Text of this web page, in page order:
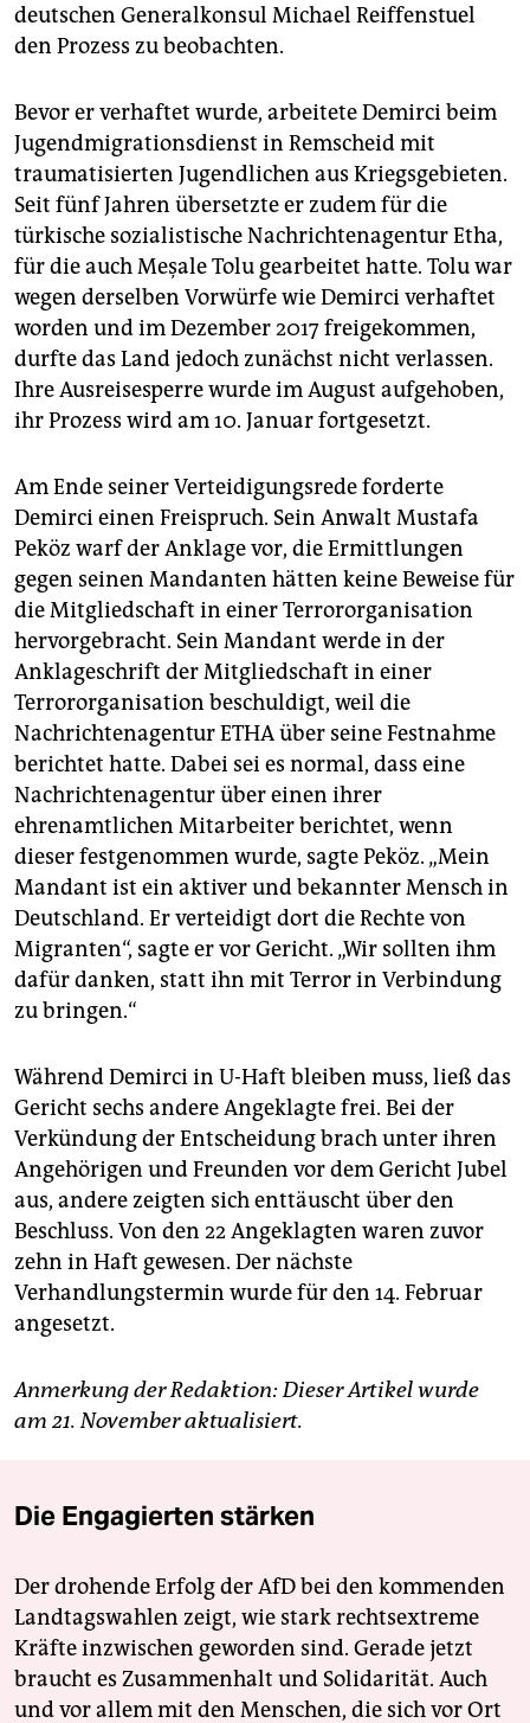
deutschen Generalkonsul Michael Reiffenstuel
den Prozess zu beobachten.
Bevor er verhaftet wurde, arbeitete Demirci beim
Jugendmigrationsdienst in Remscheid mit
traumatisierten Jugendlichen aus Kriegsgebieten.
Seit fünf Jahren übersetzte er zudem für die
türkische sozialistische Nachrichtenagentur Etha,
für die auch Meşale Tolu gearbeitet hatte. Tolu war
wegen derselben Vorwürfe wie Demirci verhaftet
worden und im Dezember 2017 freigekommen,
durfte das Land jedoch zunächst nicht verlassen.
Ihre Ausreisesperre wurde im August aufgehoben,
ihr Prozess wird am 10. Januar fortgesetzt.
Am Ende seiner Verteidigungsrede forderte
Demirci einen Freispruch. Sein Anwalt Mustafa
Peköz warf der Anklage vor, die Ermittlungen
gegen seinen Mandanten hätten keine Beweise für
die Mitgliedschaft in einer Terrororganisation
hervorgebracht. Sein Mandant werde in der
Anklageschrift der Mitgliedschaft in einer
Terrororganisation beschuldigt, weil die
Nachrichtenagentur ETHA über seine Festnahme
berichtet hatte. Dabei sei es normal, dass eine
Nachrichtenagentur über einen ihrer
ehrenamtlichen Mitarbeiter berichtet, wenn
dieser festgenommen wurde, sagte Peköz. „Mein
Mandant ist ein aktiver und bekannter Mensch in
Deutschland. Er verteidigt dort die Rechte von
Migranten“, sagte er vor Gericht. „Wir sollten ihm
dafür danken, statt ihn mit Terror in Verbindung
zu bringen.“
Während Demirci in U-Haft bleiben muss, ließ das
Gericht sechs andere Angeklagte frei. Bei der
Verkündung der Entscheidung brach unter ihren
Angehörigen und Freunden vor dem Gericht Jubel
aus, andere zeigten sich enttäuscht über den
Beschluss. Von den 22 Angeklagten waren zuvor
zehn in Haft gewesen. Der nächste
Verhandlungstermin wurde für den 14. Februar
angesetzt.
Anmerkung der Redaktion: Dieser Artikel wurde
am 21. November aktualisiert.
Die Engagierten stärken
Der drohende Erfolg der AfD bei den kommenden
Landtagswahlen zeigt, wie stark rechtsextreme
Kräfte inzwischen geworden sind. Gerade jetzt
braucht es Zusammenhalt und Solidarität. Auch
und vor allem mit den Menschen, die sich vor Ort